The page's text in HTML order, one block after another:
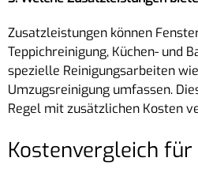
Zusatzleistungen können
Teppichreinigung, Küchen- und
spezielle Reinigungsarbeiten
Umzugsreinigung umfassen.
Regel mit zusätzlichen Kosten
Kostenvergleich für